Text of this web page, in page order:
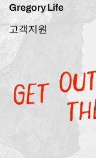
Gregory Life
고객지원